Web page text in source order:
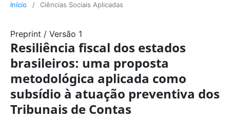
Início / Ciências Sociais Aplicadas
Preprint / Versão 1
Resiliência fiscal dos estados
brasileiros: uma proposta
metodológica aplicada como
subsídio à atuação preventiva dos
Tribunais de Contas